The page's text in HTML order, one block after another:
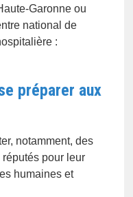
Garonne ou
national de
:
préparer aux
notamment, des
pour leur
humaines et